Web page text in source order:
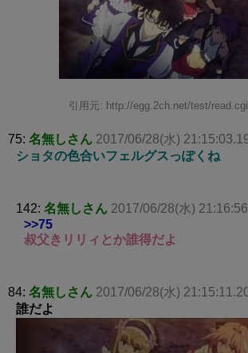
引用元: http://egg.2ch.net/test/
75: 名無しさん 2017/06/28(水)
ショタの色合いフェルグスっぽくね
142: 名無しさん 2017/06/28(水)
>>75
叔父きリリィとか誰得だよ
84: 名無しさん 2017/06/28(水)
誰だよ